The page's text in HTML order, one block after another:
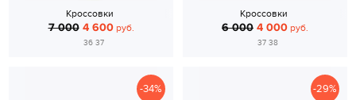
Кроссовки
7 000 4 600руб.
36 37
Кроссовки
6 000 4 000 руб.
37 38
-34% -29%